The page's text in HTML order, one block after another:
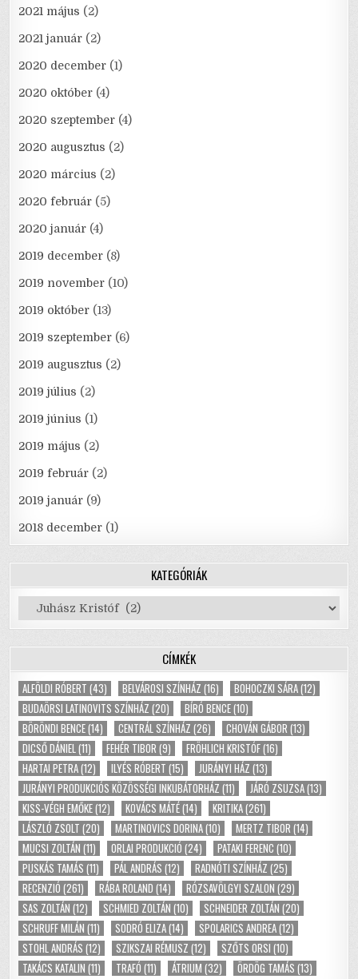
2021 május (2)
2021 január (2)
2020 december (1)
2020 október (4)
2020 szeptember (4)
2020 augusztus (2)
2020 március (2)
2020 február (5)
2020 január (4)
2019 december (8)
2019 november (10)
2019 október (13)
2019 szeptember (6)
2019 augusztus (2)
2019 július (2)
2019 június (1)
2019 május (2)
2019 február (2)
2019 január (9)
2018 december (1)
KATEGÓRIÁK
Kategóriák
CÍMKÉK
ALFÖLDI RÓBERT (43) BELVÁROSI SZÍNHÁZ (16) BOHOCZKI SÁRA(12)
BUDAÖRSI LATINOVITS SZÍNHÁZ (20) BÍRÓ BENCE(10)
BÖRÖNDI BENCE(14) CENTRÁL SZÍNHÁZ (26) CHOVÁN GÁBOR (13)
DICSŐ DÁNIEL(11) FEHÉR TIBOR (9) FRÖHLICH KRISTÓF(16)
HARTAI PETRA(12) ILYÉS RÓBERT (15) JURÁNYI HÁZ (13)
JURÁNYI PRODUKCIÓS KÖZÖSSÉGI INKUBÁTORHÁZ (11) JÁRÓ ZSUZSA(13)
KISS-VÉGH EMŐKE(12) KOVÁCS MÁTÉ(14) KRITIKA(261)
LÁSZLÓ ZSOLT (20) MARTINOVICS DORINA(10) MERTZ TIBOR (14)
MUCSI ZOLTÁN (11) ORLAI PRODUKCIÓ (24) PATAKI FERENC (10)
PUSKÁS TAMÁS (11) PÁL ANDRÁS (12) RADNÓTI SZÍNHÁZ (25)
RECENZIÓ (261) RÁBA ROLAND (14) RÓZSAVÖLGYI SZALON (29)
SAS ZOLTÁN (12) SCHMIED ZOLTÁN (10) SCHNEIDER ZOLTÁN (20)
SCHRUFF MILÁN (11) SODRÓ ELIZA(14) SPOLARICS ANDREA(12)
STOHL ANDRÁS (12) SZIKSZAI RÉMUSZ (12) SZŐTS ORSI (10)
TAKÁCS KATALIN (11) TRAFÓ (11) ÁTRIUM (32) ÖRDÖG TAMÁS (13)